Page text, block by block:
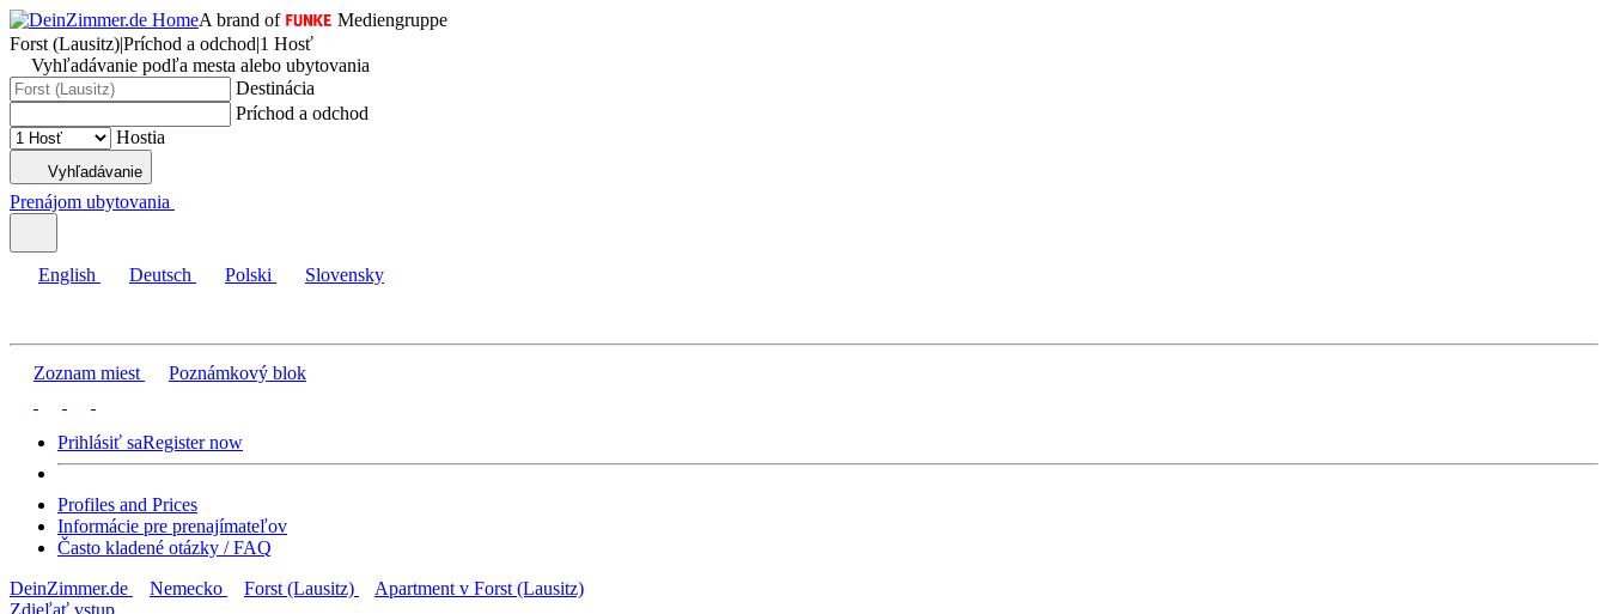
A brand of
Mediengruppe
Forst (Lausitz)|Príchod a odchod|1 Hosť
Vyhľadávanie podľa mesta alebo ubytovania
Destinácia
Príchod a odchod
Hostia
Vyhľadávanie
Prenájom ubytovania
English Deutsch Polski Slovensky
Zoznam miest Poznámkový blok
Prihlásiť saRegister now
Profiles and Prices
Informácie pre prenajímateľov
Často kladené otázky / FAQ
DeinZimmer.de
Nemecko Forst (Lausitz)
Apartment v Forst (Lausitz)
Zdieľať vstup